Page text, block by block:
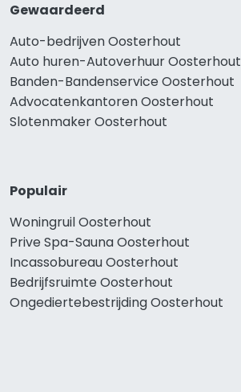
Gewaardeerd
Auto-bedrijven Oosterhout
Auto huren-Autoverhuur Oosterhout
Banden-Bandenservice Oosterhout
Advocatenkantoren Oosterhout
Slotenmaker Oosterhout
Populair
Woningruil Oosterhout
Prive Spa-Sauna Oosterhout
Incassobureau Oosterhout
Bedrijfsruimte Oosterhout
Ongediertebestrijding Oosterhout